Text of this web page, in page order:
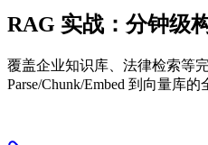
RAG 实战：分钟级
覆盖企业知识库、法律检索等
Parse/Chunk/Embed 到向量库的